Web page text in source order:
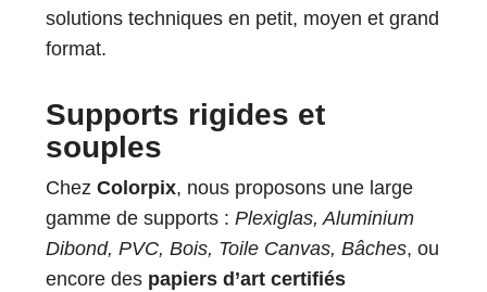
solutions techniques en petit, moyen et grand
format.
Supports rigides et
souples
Chez Colorpix, nous proposons une large
gamme de supports : Plexiglas, Aluminium
Dibond, PVC, Bois, Toile Canvas, Bâches, ou
encore des papiers d’art certifiés